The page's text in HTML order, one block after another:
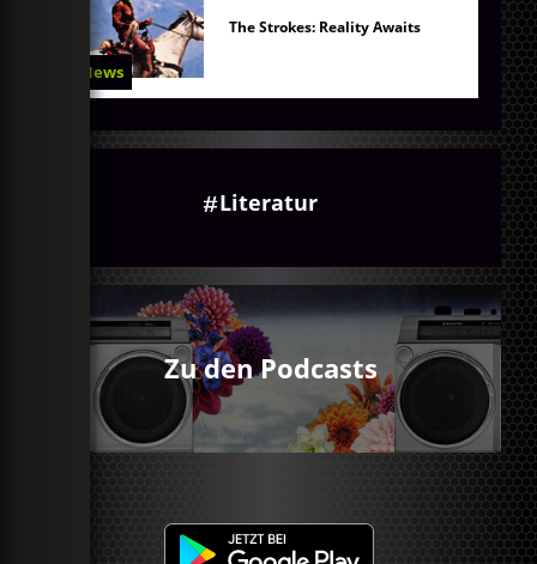
News
The Strokes: Reality Awaits
Literatur
Zu den Podcasts